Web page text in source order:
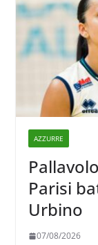
AZZURRE
Parisi
Urbino
07/08/2026